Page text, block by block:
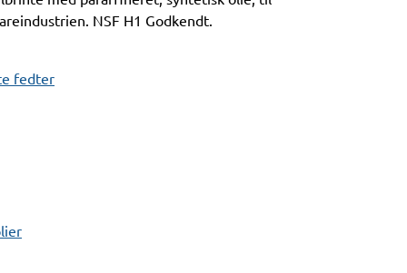
fedter
NSF H1 Godkendt.